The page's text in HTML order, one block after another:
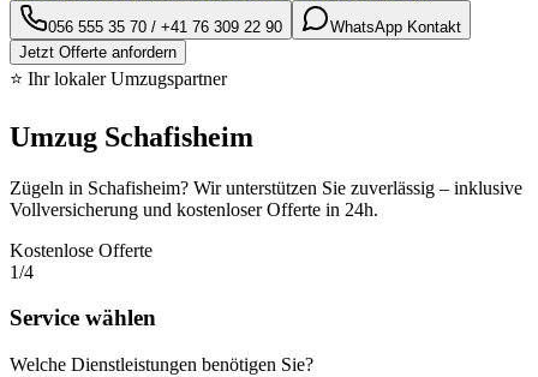
056 555 35 70 / +41 76 309 22 90
WhatsApp Kontakt
Jetzt Offerte anfordern
⭐ Ihr lokaler Umzugspartner
Umzug Schafisheim
Zügeln in Schafisheim? Wir unterstützen Sie zuverlässig – inklusive
Vollversicherung und kostenloser Offerte in 24h.
Kostenlose Offerte
1/4
Service wählen
Welche Dienstleistungen benötigen Sie?